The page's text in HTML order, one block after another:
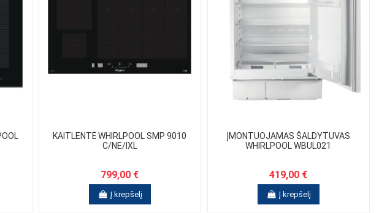
KAITLENTĖ WHIRLPOOL SMP 9010
C/NE/IXL
799,00 €
Į krepšelį
ĮMONTUOJAMAS ŠALDYTUVAS
WHIRLPOOL WBUL021
419,00 €
Į krepšelį